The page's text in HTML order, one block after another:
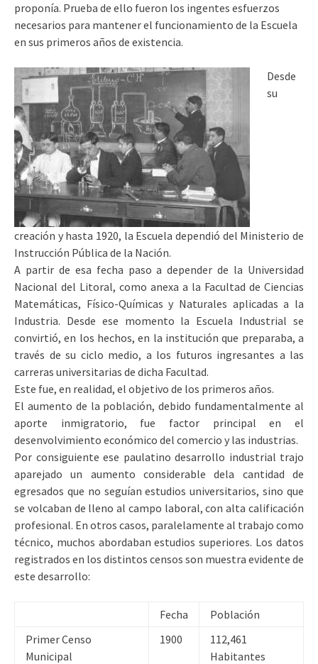
proponía. Prueba de ello fueron los ingentes esfuerzos
necesarios para mantener el funcionamiento de la Escuela
en sus primeros años de existencia.
Desde
su
creación y hasta 1920, la Escuela dependió del Ministerio de
Instrucción Pública de la Nación.
A partir de esa fecha paso a depender de la Universidad
Nacional del Litoral, como anexa a la Facultad de Ciencias
Matemáticas, Físico-Químicas y Naturales aplicadas a la
Industria. Desde ese momento la Escuela Industrial se
convirtió, en los hechos, en la institución que preparaba, a
través de su ciclo medio, a los futuros ingresantes a las
carreras universitarias de dicha Facultad.
Este fue, en realidad, el objetivo de los primeros años.
El aumento de la población, debido fundamentalmente al
aporte inmigratorio, fue factor principal en el
desenvolvimiento económico del comercio y las industrias.
Por consiguiente ese paulatino desarrollo industrial trajo
aparejado un aumento considerable dela cantidad de
egresados que no seguían estudios universitarios, sino que
se volcaban de lleno al campo laboral, con alta calificación
profesional. En otros casos, paralelamente al trabajo como
técnico, muchos abordaban estudios superiores. Los datos
registrados en los distintos censos son muestra evidente de
este desarrollo:
Fecha
Población
Primer Censo
Municipal
1900
112,461
Habitantes